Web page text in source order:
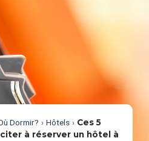
Dormir? › Hôtels› Ces 5
à réserver un hôtel à